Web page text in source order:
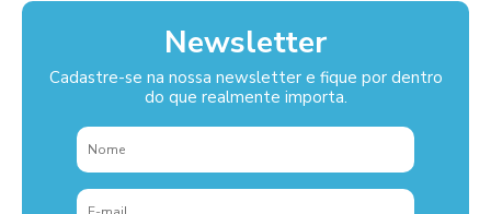
Newsletter
Cadastre-se na nossa newsletter e fique por dentro
do que realmente importa.